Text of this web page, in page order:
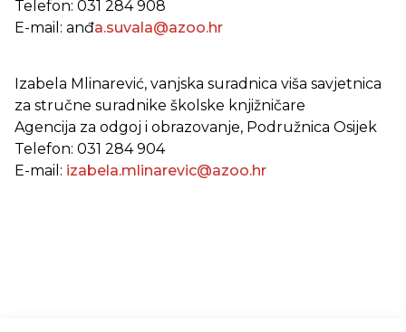
Telefon: 031 284 908
E-mail: anđa.suvala@azoo.hr
Izabela Mlinarević, vanjska suradnica viša savjetnica
za stručne suradnike školske knjižničare
Agencija za odgoj i obrazovanje, Podružnica Osijek
Telefon: 031 284 904
E-mail: izabela.mlinarevic@azoo.hr